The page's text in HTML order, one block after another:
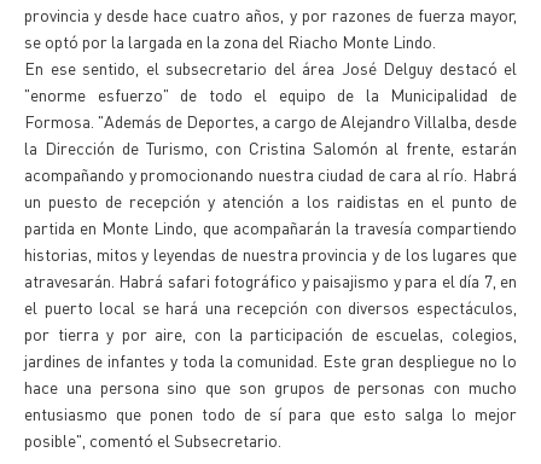
provincia y desde hace cuatro años, y por razones de fuerza mayor,
se optó por la largada en la zona del Riacho Monte Lindo.
En ese sentido, el subsecretario del área José Delguy destacó el
"enorme esfuerzo" de todo el equipo de la Municipalidad de
Formosa. "Además de Deportes, a cargo de Alejandro Villalba, desde
la Dirección de Turismo, con Cristina Salomón al frente, estarán
acompañando y promocionando nuestra ciudad de cara al río. Habrá
un puesto de recepción y atención a los raidistas en el punto de
partida en Monte Lindo, que acompañarán la travesía compartiendo
historias, mitos y leyendas de nuestra provincia y de los lugares que
atravesarán. Habrá safari fotográfico y paisajismo y para el día 7, en
el puerto local se hará una recepción con diversos espectáculos,
por tierra y por aire, con la participación de escuelas, colegios,
jardines de infantes y toda la comunidad. Este gran despliegue no lo
hace una persona sino que son grupos de personas con mucho
entusiasmo que ponen todo de sí para que esto salga lo mejor
posible", comentó el Subsecretario.